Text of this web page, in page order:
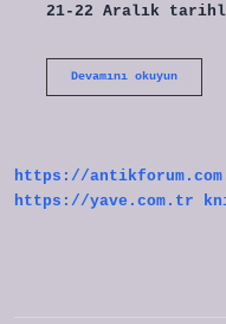
21-22 Aralık
Devamını okuyun3
Mı
https://
https://yave.com.tr